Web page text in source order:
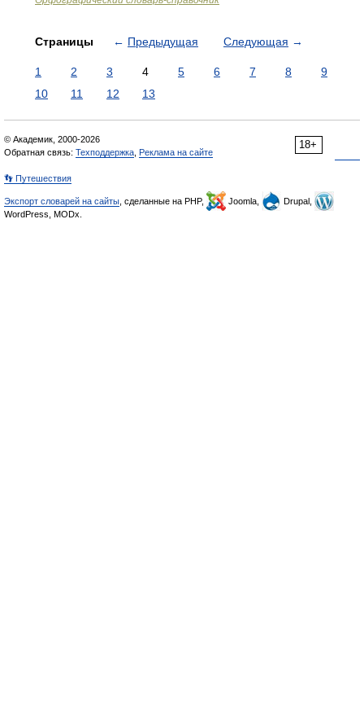
Страницы ← Предыдущая Следующая →
1 2 3 4 5 6 7 8
9
10
11 12 13
18+
© Академик, 2000-2026
Обратная связь: Техподдержка Реклама на сайте
👣 Путешествия
Экспорт словарей на сайты , сделанные на PHP, Joomla,
Drupal,
WordPress, MODx.